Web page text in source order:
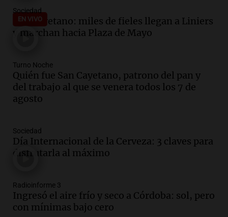
continuidad de Leonel Scaloni como
técnico de la selección argentina
Noticias
rechazan ley de inviolabilidad de la
propiedad privada en Salta
Panorama Federal
Episodios
vigilia por San Cayetano en Buenos Aires
por el Día del Santo
Noticias
iglesia en Villa Madero, un policía hirió
a un ladrón
Panorama Federal
EN VIVO
Sociedad
San Cayetano: miles de fieles llegan a Liniers
y marchan hacia Plaza de Mayo
Turno Noche
Quién fue San Cayetano, patrono del pan y
del trabajo al que se venera todos los 7 de
agosto
Sociedad
Día Internacional de la Cerveza: 3 claves para
disfrutarla al máximo
Radioinforme 3
Ingresó el aire frío y seco a Córdoba: sol, pero
con mínimas bajo cero